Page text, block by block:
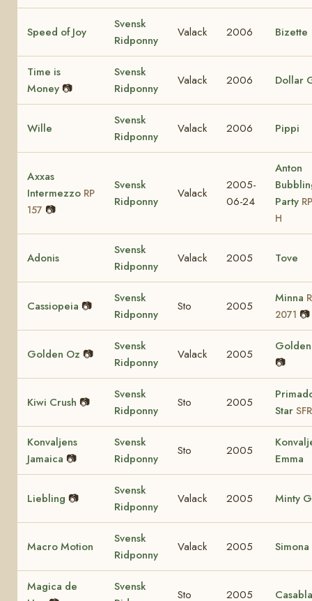
Speed of Joy
Svensk
Ridponny
Valack 2006 Bizette
Time is
Money 📷
Svensk
Ridponny
Valack 2006 Dollar
Wille
Svensk
Ridponny
Valack 2006 Pippi
Axxas
Intermezzo RP
157 📷
Svensk
Ridponny
Valack
2005-
06-24
Anton
Party
H
Adonis
Svensk
Ridponny
Valack 2005 Tove
Cassiopeia 📷
Svensk
Ridponny
Sto 2005
Minna
2071 📷
Golden Oz 📷
Svensk
Ridponny
Valack 2005
📷
Kiwi Crush 📷
Svensk
Ridponny
Sto 2005
Star
Konvaljens
Jamaica 📷
Svensk
Ridponny
Sto 2005
Emma
Liebling 📷
Svensk
Ridponny
Valack 2005 Minty
Macro Motion
Svensk
Ridponny
Valack 2005 Simona
Magica de
Svensk
Sto 2005